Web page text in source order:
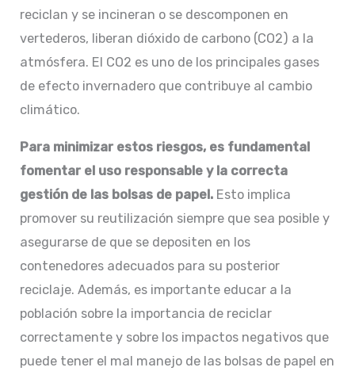
reciclan y se incineran o se descomponen en
vertederos, liberan dióxido de carbono (CO2) a la
atmósfera. El CO2 es uno de los principales gases
de efecto invernadero que contribuye al cambio
climático.
Para minimizar estos riesgos, es fundamental
fomentar el uso responsable y la correcta
gestión de las bolsas de papel. Esto implica
promover su reutilización siempre que sea posible y
asegurarse de que se depositen en los
contenedores adecuados para su posterior
reciclaje. Además, es importante educar a la
población sobre la importancia de reciclar
correctamente y sobre los impactos negativos que
puede tener el mal manejo de las bolsas de papel en